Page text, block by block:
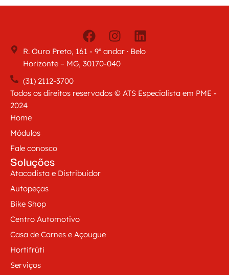
R. Ouro Preto, 161 - 9º andar · Belo
Horizonte – MG, 30170-040
(31) 2112-3700
Todos os direitos reservados © ATS Especialista em PME -
2024
Home
Módulos
Fale conosco
Soluções
Atacadista e Distribuidor
Autopeças
Bike Shop
Centro Automotivo
Casa de Carnes e Açougue
Hortifrúti
Serviços